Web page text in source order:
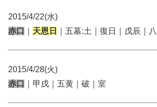
2015/4/22(水)
赤口
天恩日 ｜五墓:土｜復日｜戊辰｜
2015/4/28(火)
赤口
｜甲戌｜五黄｜破｜室